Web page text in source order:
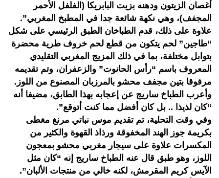
أغصان الزيتون ودهنه بزيت البابريكا (الفلفل الأحمر
المجفف)، وهي نكهة شائعة جدا في المطبخ المغربي”.
علاوة على ذلك، قدم الطباخان الطبق الرئيسي على شكل
“طاجين” لحم يتكون من قطع لحم خروف طرية محضرة
بتوابل مختلفة، بما في ذلك المزيج المغربي التقليدي
المعروف باسم “رأس الحانوت” والزعفران، وتم تقديمه
مرفوقا بتين مجفف محشو بالمرزبان المصنوع من اللوز.
وأعرب الطباخ ساريج عن إعجابه بهذا الطابق، مضيفا أنه
“كان لذيذا .. بل كان أفضل مما كنت أتوقع”.
وفي وقت التحلية، تم تقديم موس نباتي مرنغ مغطى
بكريمة جوز الهند المخفوقة ورذاذ القهوة والكثير من
المكسرات علاوة على سيجار مغربي محشو بمعجون
اللوز، وهو طبق قال عنه الطباخ ساريج إنه “كان مثل
الآيس كريم المقرمش، لكنه خالي من منتجات الألبان”.